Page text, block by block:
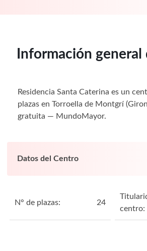
Información
Residencia Santa Caterina es un
plazas en Torroella de Montgrí
gratuita — MundoMayor.
Datos del Centro
N° de plazas: 24
centro: